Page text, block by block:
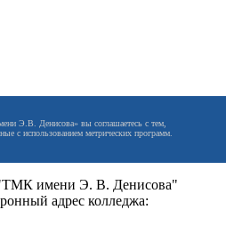
Э.В. Денисова» вы соглашаетесь с тем,
с использованием метрических программ.
имени Э. В. Денисова"
адрес колледжа: